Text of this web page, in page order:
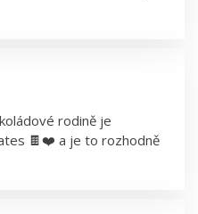
rodině je
🍫❤️ a je to rozhodně